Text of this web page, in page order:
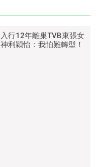
入行12年離巢TVB東張女
神利穎怡：我怕難轉型！